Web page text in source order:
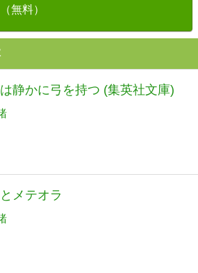
無料）
静かに弓を持つ (集英社文庫)
メテオラ